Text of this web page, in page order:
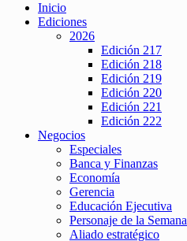
Inicio
Ediciones
2026
Edición 217
Edición 218
Edición 219
Edición 220
Edición 221
Edición 222
Negocios
Especiales
Banca y Finanzas
Economía
Gerencia
Educación Ejecutiva
Personaje de la Semana
Aliado estratégico